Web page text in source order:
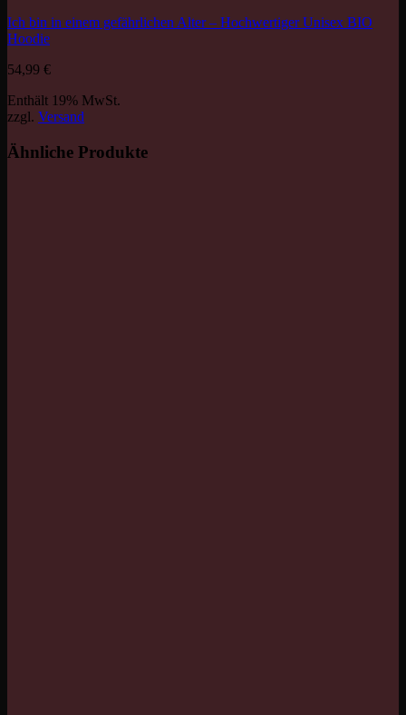
Ich bin in einem gefährlichen Alter – Hochwertiger Unisex BIO
Hoodie
54,99 €
Enthält 19% MwSt.
zzgl. Versand
Ähnliche Produkte